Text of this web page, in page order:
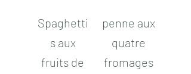
Spaghetti
s aux
fruits de
penne aux
quatre
fromages